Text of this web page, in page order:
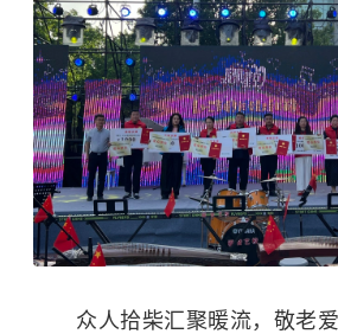
众人拾柴汇聚暖流，敬老